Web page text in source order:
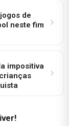
de
neste fim
impositiva